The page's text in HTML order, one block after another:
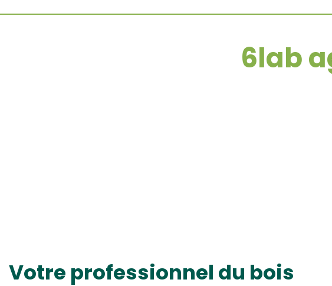
6lab
Votre professionnel du bois